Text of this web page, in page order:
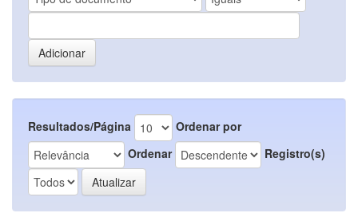
Resultados/Página
Ordenar por
Ordenar
Registro(s)